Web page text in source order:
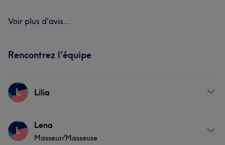
Voir plus d'avis...
Rencontrez l'équipe
L Lilia
Prestations
L Lena
Masseur/Masseuse